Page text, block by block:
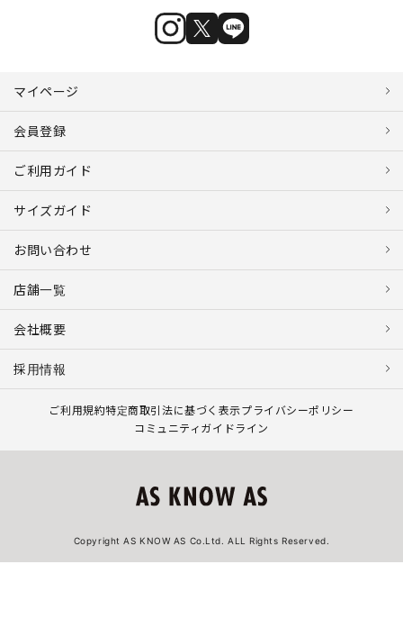
マイページ
会員登録
ご利用ガイド
サイズガイド
お問い合わせ
店舗一覧
会社概要
採用情報
ご利用規約特定商取引法に基づく表示プライバシーポリシー
コミュニティガイドライン
Copyright AS KNOW AS Co.Ltd. ALL Rights Reserved.